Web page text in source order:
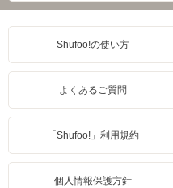
Shufoo!の使い方
よくあるご質問
「Shufoo!」利用規約
個人情報保護方針